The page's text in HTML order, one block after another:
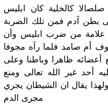
كالخلية كان ابليس
بطن آدم فمن تلك الضربة
علامة من ضرب ابليس وأن
أم صامد فلما رآه مجوفا
ظاهرا وباطنا وعلى
أحد غير الله تعالى ومنع
يقال ان الشيطان يجري
مجرى الدم